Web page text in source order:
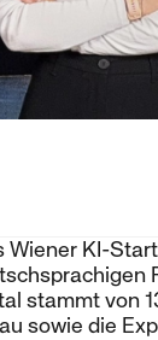
Wiener KI-
stammt von
sowie die